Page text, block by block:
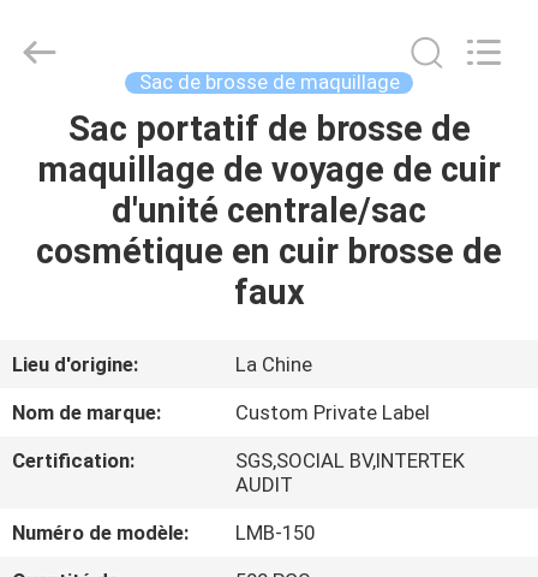
MAISON
PRODUITS
DE
NOUS
VISITE
D'USINE
Chanmy
Cosmetics
Sac de brosse de maquillage
Sac portatif de brosse de
maquillage de voyage de cuir
d'unité centrale/sac
cosmétique en cuir brosse de
faux
Lieu d'origine:
La Chine
Nom de marque:
Custom Private Label
Certification:
SGS,SOCIAL BV,INTERTEK
AUDIT
Numéro de modèle:
LMB-150